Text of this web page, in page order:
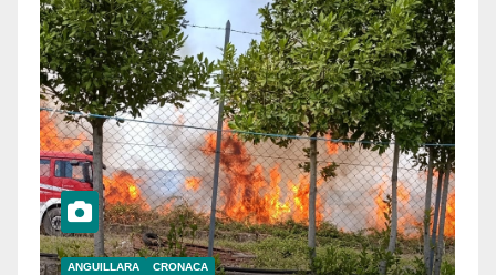
ANGUILLARA CRONACA